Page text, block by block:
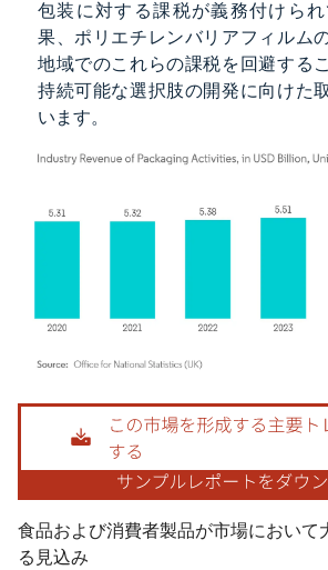
包装に対する課税が義務付けら
果、ポリエチレンバリアフィルム
地域でのこれらの課税を回避する
持続可能な選択肢の開発に向けた
います。
画像 © Mordor Intelligence。再利用にはCC BY 4.0
食品および消費者製品が市場において
る見込み